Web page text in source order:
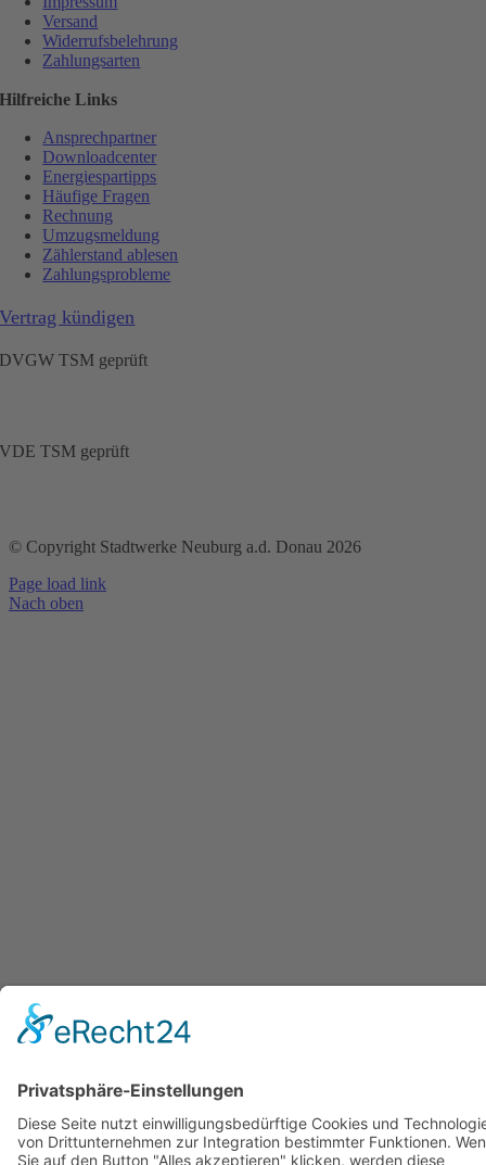
Versand
Widerrufsbelehrung
Zahlungsarten
Hilfreiche Links
Ansprechpartner
Downloadcenter
Energiespartipps
Häufige Fragen
Rechnung
Umzugsmeldung
Zählerstand ablesen
Zahlungsprobleme
Vertrag kündigen
DVGW TSM geprüft
VDE TSM geprüft
© Copyright Stadtwerke Neuburg a.d. Donau 2026
Page load link
Nach oben